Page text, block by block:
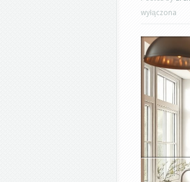
wyłączona